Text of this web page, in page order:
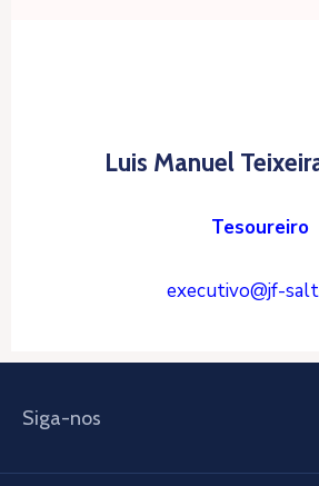
Luis Manuel
Tesoureiro
executivo@jf-
Siga-nos